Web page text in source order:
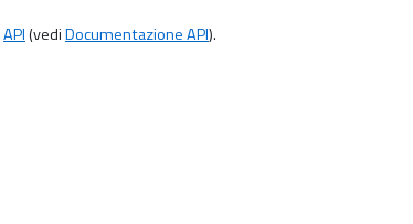
API(vediDocumentazione API).